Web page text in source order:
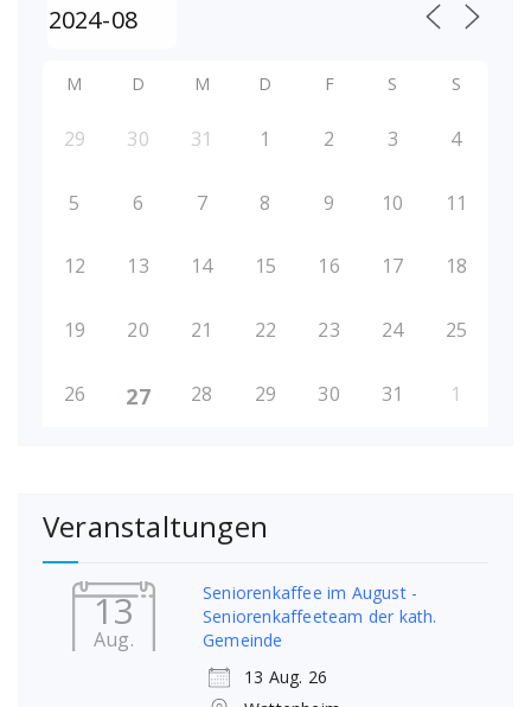
M D M D F S S
29 30 31 1 2 3 4
5 6 7 8 9 10 11
12 13 14 15 16 17 18
19 20 21 22 23 24 25
26 27 28 29 30 31 1
Veranstaltungen
13
Aug.
Seniorenkaffee im August -
Seniorenkaffeeteam der kath.
Gemeinde
13 Aug. 26